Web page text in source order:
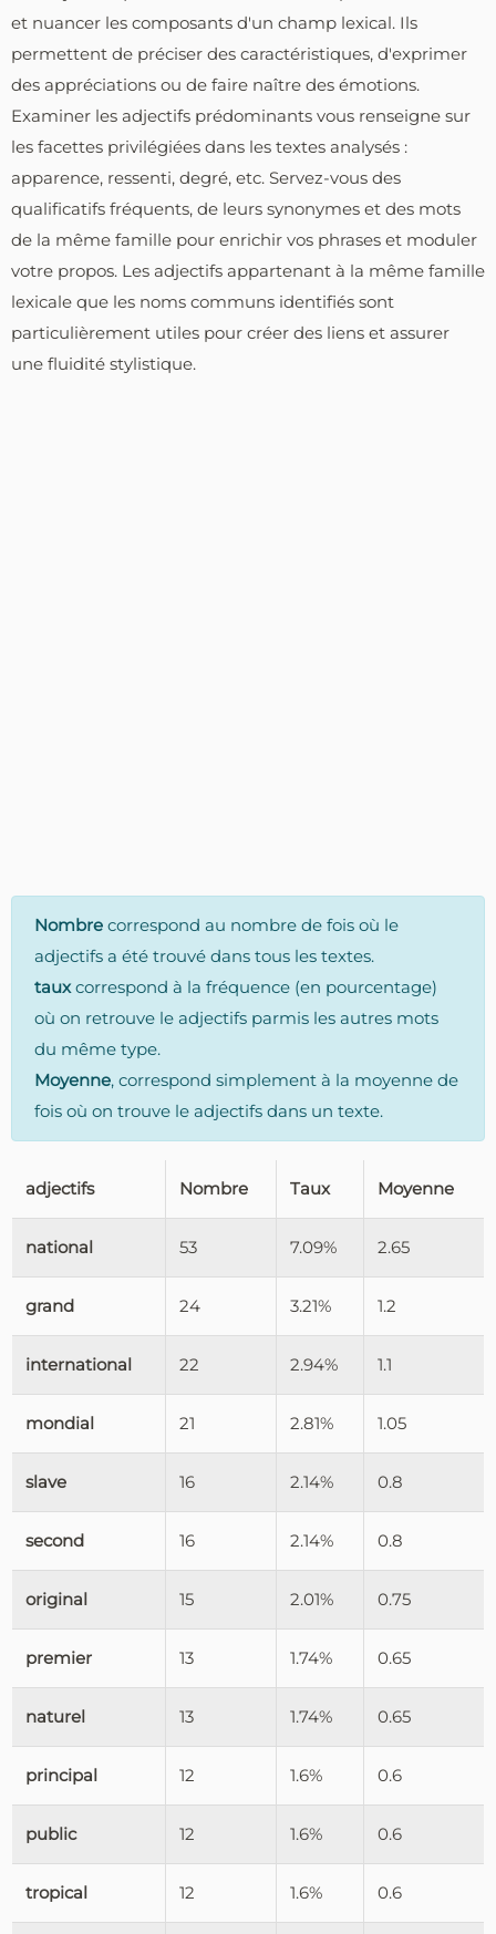
et nuancer les composants d'un champ lexical. Ils
permettent de préciser des caractéristiques, d'exprimer
des appréciations ou de faire naître des émotions.
Examiner les adjectifs prédominants vous renseigne sur
les facettes privilégiées dans les textes analysés :
apparence, ressenti, degré, etc. Servez-vous des
qualificatifs fréquents, de leurs synonymes et des mots
de la même famille pour enrichir vos phrases et moduler
votre propos. Les adjectifs appartenant à la même famille
lexicale que les noms communs identifiés sont
particulièrement utiles pour créer des liens et assurer
une fluidité stylistique.
Nombre correspond au nombre de fois où le
adjectifs a été trouvé dans tous les textes.
tauxcorrespond à la fréquence (en pourcentage)
où on retrouve le adjectifs parmis les autres mots
du même type.
Moyenne, correspond simplement à la moyenne de
fois où on trouve le adjectifs dans un texte.
adjectifs Nombre Taux Moyenne
national 53 7.09% 2.65
grand 24 3.21% 1.2
international 22 2.94% 1.1
mondial 21 2.81% 1.05
slave 16 2.14% 0.8
second 16 2.14% 0.8
original 15 2.01% 0.75
premier 13 1.74% 0.65
naturel 13 1.74% 0.65
principal 12 1.6% 0.6
public 12 1.6% 0.6
tropical 12 1.6% 0.6